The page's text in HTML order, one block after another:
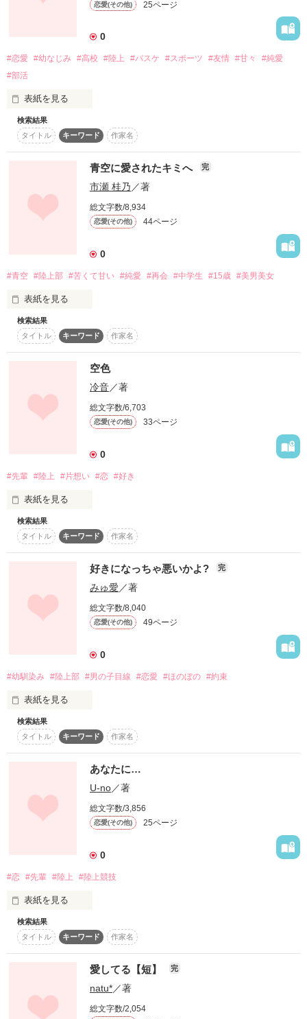
運命と戦った１年間。
書き下ろしをケータイ小説文庫として書籍化。
こちらは試し読みです。
2018.08.09
作品を読む
結婚して半年経っても、いまだに結婚できたことが信じられな
だけど……あれ？　愛し合って夫婦になったはずだけど私たち
本当に夫婦って言えるのでしょうか？
全力で愛を伝える妻
×
恋愛(その他) 25ページ
0
#恋愛 #幼なじみ #高校 #陸上 #バスケ #スポーツ #友情 #甘々
#純愛
#部活
表紙を見る
ずっと一緒。
生まれた時から。
友達以上恋人未満
そんな関係疲れたよ。
作品を読む
検索結果
タイトル
キーワード 作家名
青空に愛されたキミへ 完
市瀬 桂乃／著
総文字数/8,934
恋愛(その他) 44ページ
0
#青空 #陸上部 #苦くて甘い #純愛 #再会 #中学生 #15歳 #美男美女
表紙を見る
過去の恋愛を引きずる　美男美女のお話シです
o(^-^o)(o^-^)o
中学生の頃の
現在もお互いを想う
                       二人の純愛ストーリーです。
◆◇◆◇◆◇◆◇◆◇◆
「俺は今でも、
志星が好き！！！」
「あたしも…、ずっと昔から大好き」…。」
「今度こそ、付き合えない？」
作品を読む
検索結果
タイトル
キーワード 作家名
空色
冷音／著
総文字数/6,703
恋愛(その他) 33ページ
0
#先輩 #陸上 #片想い #恋 #好き
表紙を見る
空のようなアナタに
私は恋をしました
――――――恋をしました
検索結果
タイトル
キーワード 作家名
好きになっちゃ悪いかよ? 完
みゅ愛 ／著
総文字数/8,040
恋愛(その他) 49ページ
0
#幼馴染み #陸上部 #男の子目線 #恋愛 #ほのぼの #約束
表紙を見る
正路理緒(ｼｮｳｼﾞ ﾘｵ)
男子陸上部員(短距離走)
船島咲菜(ﾌﾅｼﾞﾏ ｻｷﾅ)
女子陸上部員(短距離走)
幼馴染みの二人。
今回は、理緒(男子)目線で書きました。
作品を読む
検索結果
タイトル
キーワード 作家名
あなたに…
U-no／著
総文字数/3,856
恋愛(その他) 25ページ
0
#恋 #先輩 #陸上 #陸上競技
表紙を見る
知ってほしい
気付いてほしい
検索結果
タイトル
キーワード 作家名
愛してる【短】 完
natu*／著
総文字数/2,054